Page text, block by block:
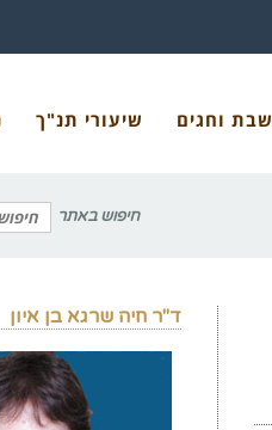
שבת וחגים שיעורי תנ"ך
חיפוש באתר
עבור:
ד"ר חיה שרגא בן איון